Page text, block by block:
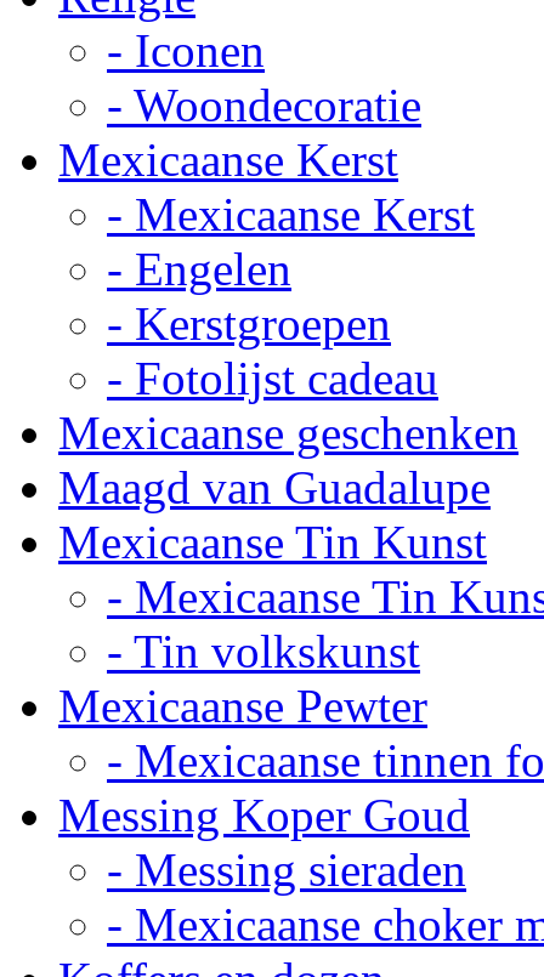
- Iconen
- Woondecoratie
Mexicaanse Kerst
- Mexicaanse Kerst
- Engelen
- Kerstgroepen
- Fotolijst cadeau
Mexicaanse geschenken
Maagd van Guadalupe
Mexicaanse Tin Kunst
- Mexicaanse Tin
- Tin volkskunst
Mexicaanse Pewter
- Mexicaanse tinnen
Messing Koper Goud
- Messing sieraden
- Mexicaanse choker